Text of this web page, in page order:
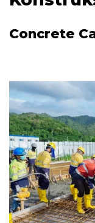
Concrete